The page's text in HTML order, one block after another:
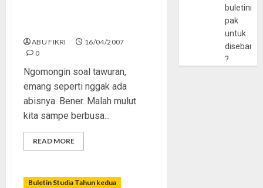
ABU FIKRI
16/04/2007
0
Ngomongin soal tawuran,
emang seperti nggak ada
abisnya. Bener. Malah mulut
kita sampe berbusa...
READ MORE
Buletin Studia Tahun kedua
pak
untuk
?